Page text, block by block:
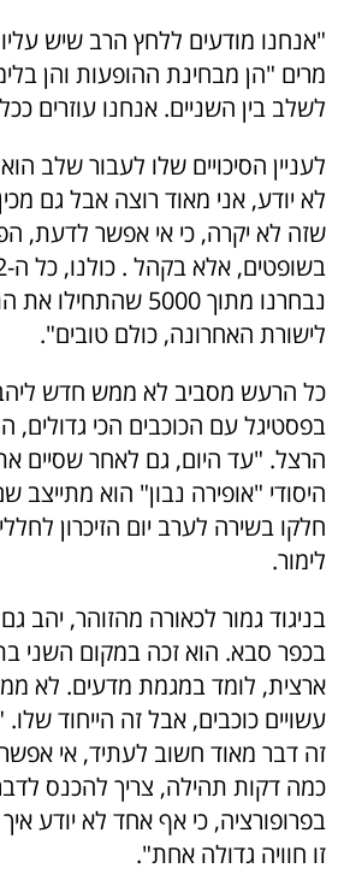
"אנחנו מודעים ללחץ הרב שיש
מרים "הן מבחינת ההופעות והן
לשלב בין השניים. אנחנו עוזרים
לעניין הסיכויים שלו לעבור שלב
לא יודע, אני מאוד רוצה אבל גם
שזה לא יקרה, כי אי אפשר לדעת,
נבחרנו מתוך 5000
לישורת האחרונה, כולם טובים".
כל הרעש מסביב לא ממש חדש
בפסטיגל עם הכוכבים הכי גדולים,
הרצל. "עד היום, גם לאחר שסיים
היסודי "אופירה נבון" הוא
חלקו בשירה לערב יום הזיכרון
לימור.
בניגוד גמור לכאורה מהזוהר, יהב
בכפר סבא. הוא זכה במקום השני
ארצית, לומד במגמת מדעים. לא
עשויים כוכבים, אבל זה הייחוד שלו.
זה דבר מאוד חשוב לעתיד, אי
כמה דקות תהילה, צריך להכנס
בפרופורציה, כי אף אחד לא יודע איך
זו חוויה גדולה אחת".